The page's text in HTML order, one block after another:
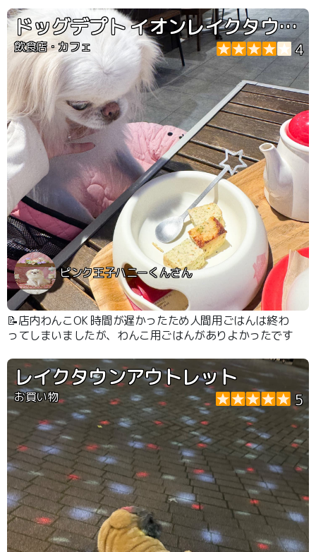
ドッグデプト イオンレイクタウンアウトレット店
飲食店・カフェ 4
ピンク王子ハニーくんさん
📝店内わんこOK 時間が遅かったため人間用ごはんは終わ
ってしまいましたが、わんこ用ごはんがありよかったです
レイクタウンアウトレット
お買い物 5